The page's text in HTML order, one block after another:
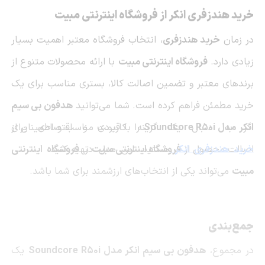
خرید هندزفری انکر از فروشگاه اینترنتی مبیت
در زمان خرید هندزفری، انتخاب فروشگاه معتبر اهمیت بسیار
زیادی دارد.فروشگاه اینترنتی مبیت با ارائه محصولات متنوع از
برندهای معتبر و تضمین اصالت کالا، بستری مناسب برای یک
خرید مطمئن فراهم کرده است. شما می‌توانیدهدفون بی سیم
انکر مدل Soundcore R50i
را با قیمت مناسب و اطمینان از
اصالت محصول ازفروشگاه اینترنتی مبیتتهیه کنید.
اگر به دنبال یک گزینه کاربردی و اقتصادی برای
خرید هندزفری انکر هستید، این مدل درفروشگاه اینترنتی
مبیت می‌تواند یکی از انتخاب‌های ارزشمند برای شما باشد.
جمع‌بندی
در مجموع،هدفون بی سیم انکر مدل Soundcore R50i
یک